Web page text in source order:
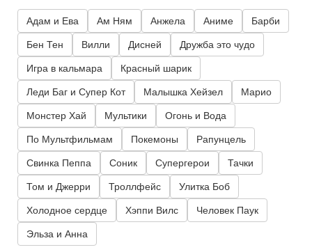
Адам и Ева Ам Ням Анжела Аниме Барби
Бен Тен Вилли Дисней Дружба это чудо
Игра в кальмара Красный шарик
Леди Баг и Супер Кот Малышка Хейзел Марио
Монстер Хай Мультики Огонь и Вода
По Мультфильмам Покемоны Рапунцель
Свинка Пеппа Соник Супергерои Тачки
Том и Джерри Троллфейс Улитка Боб
Холодное сердце Хэппи Вилс Человек Паук
Эльза и Анна